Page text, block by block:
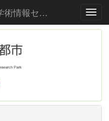
北九州学術研究都市学術情報センター